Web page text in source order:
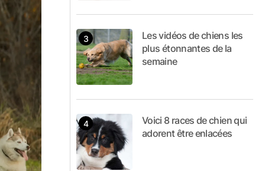
Les vidéos de chiens les
plus étonnantes de la
semaine
Voici 8 races de chien qui
adorent être enlacées